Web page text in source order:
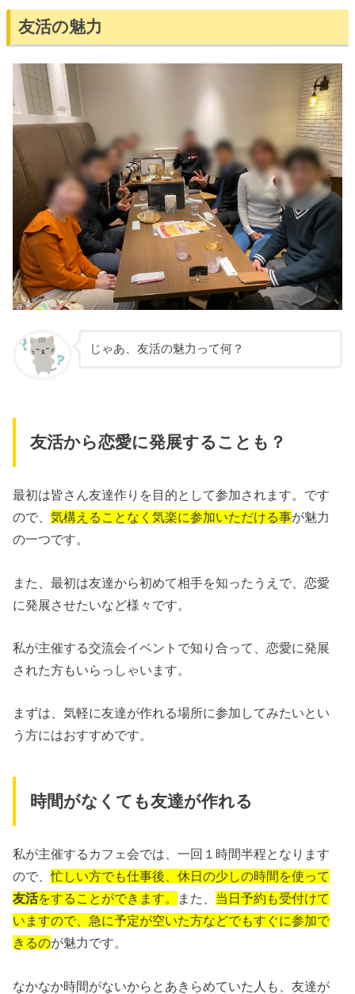
友活の魅力
じゃあ、友活の魅力って何？
友活から恋愛に発展することも？
最初は皆さん友達作りを目的として参加されます。です
ので、気構えることなく気楽に参加いただける事が魅力
の一つです。
また、最初は友達から初めて相手を知ったうえで、恋愛
に発展させたいなど様々です。
私が主催する交流会イベントで知り合って、恋愛に発展
された方もいらっしゃいます。
まずは、気軽に友達が作れる場所に参加してみたいとい
う方にはおすすめです。
時間がなくても友達が作れる
私が主催するカフェ会では、一回１時間半程となります
ので、忙しい方でも仕事後、休日の少しの時間を使って
友活をすることができます。 また、 当日予約も受付けて
いますので、急に予定が空いた方などでもすぐに参加で
きるのが魅力です。
なかなか時間がないからとあきらめていた人も、友達が